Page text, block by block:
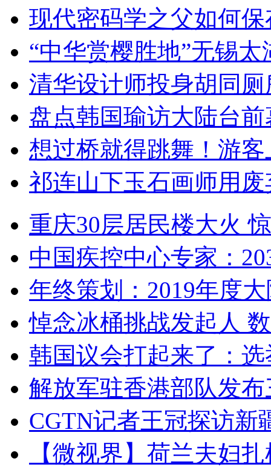
现代密码学之父如何
“中华赏樱胜地”无锡
清华设计师投身胡同
盘点韩国瑜访大陆台
想过桥就得跳舞！游客
祁连山下玉石画师用
重庆30层居民楼大火
中国疾控中心专家：
年终策划：2019年度
悼念冰桶挑战发起人
韩国议会打起来了：
解放军驻香港部队发
CGTN记者王冠探访新
【微视界】荷兰夫妇